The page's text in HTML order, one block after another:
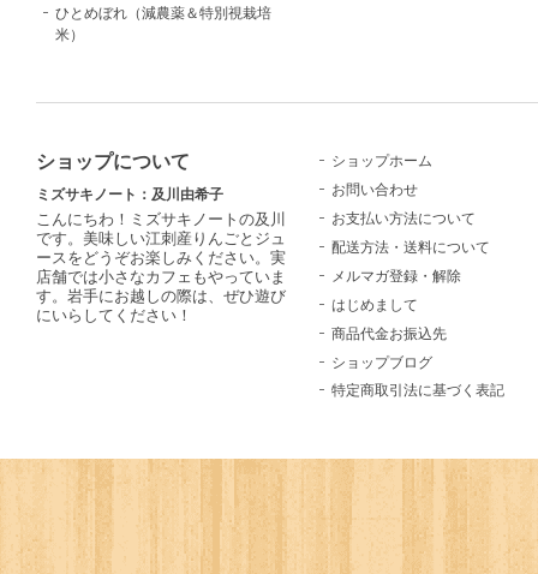
ひとめぼれ（減農薬＆特別視栽培
米）
ショップについて
ミズサキノート：及川由希子
こんにちわ！ミズサキノートの及川
です。美味しい江刺産りんごとジュ
ースをどうぞお楽しみください。実
店舗では小さなカフェもやっていま
す。岩手にお越しの際は、ぜひ遊び
にいらしてください！
ショップホーム
お問い合わせ
お支払い方法について
配送方法・送料について
メルマガ登録・解除
はじめまして
商品代金お振込先
ショップブログ
特定商取引法に基づく表記